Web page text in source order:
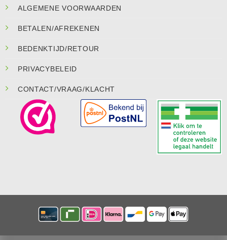
ALGEMENE VOORWAARDEN
BETALEN/AFREKENEN
BEDENKTIJD/RETOUR
PRIVACYBELEID
CONTACT/VRAAG/KLACHT